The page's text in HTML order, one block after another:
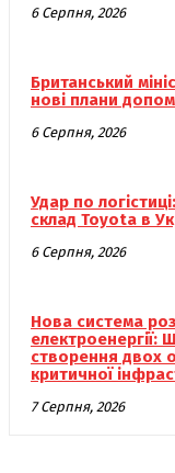
6 Серпня, 2026
Британський
нові плани
6 Серпня, 2026
Удар по
склад Toyota в
6 Серпня, 2026
Нова система
електроенергії:
створення двох
критичної
7 Серпня, 2026